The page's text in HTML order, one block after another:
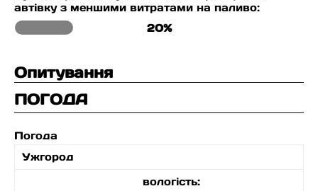
автівку з меншими витратами на паливо:
20%
Опитування
ПОГОДА
Погода
Ужгород
вологість: